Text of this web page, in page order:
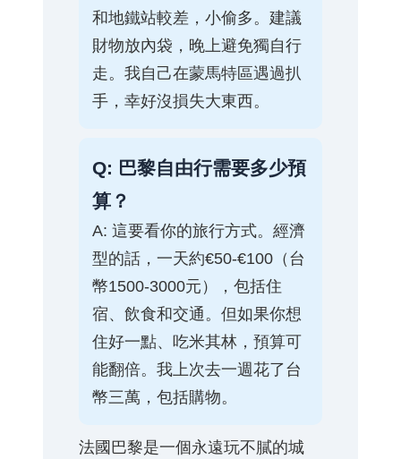
和地鐵站較差，小偷多。建議
財物放內袋，晚上避免獨自行
走。我自己在蒙馬特區遇過扒
手，幸好沒損失大東西。
Q: 巴黎自由行需要多少預
算？
A: 這要看你的旅行方式。經濟
型的話，一天約€50-€100（台
幣1500-3000元），包括住
宿、飲食和交通。但如果你想
住好一點、吃米其林，預算可
能翻倍。我上次去一週花了台
幣三萬，包括購物。
法國巴黎是一個永遠玩不膩的城